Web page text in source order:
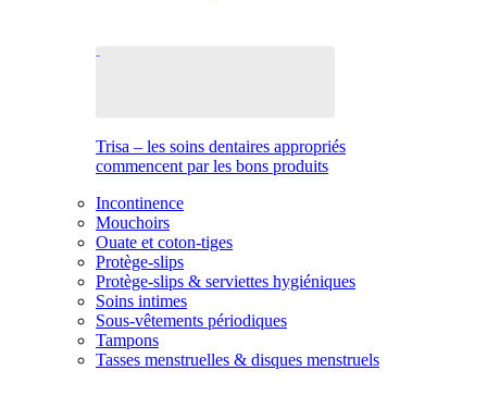
Trisa – les soins dentaires appropriés
commencent par les bons produits
Incontinence
Mouchoirs
Ouate et coton-tiges
Protège-slips
Protège-slips & serviettes hygiéniques
Soins intimes
Sous-vêtements périodiques
Tampons
Tasses menstruelles & disques menstruels